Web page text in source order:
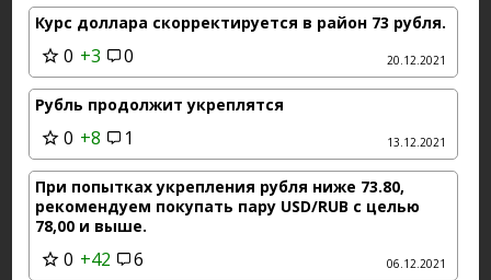
20.12.2021
Курс доллара скорректируется в район 73 рубля.
0 +3 0
13.12.2021
Рубль продолжит укреплятся
0 +8 1
06.12.2021
При попытках укрепления рубля ниже 73.80,
рекомендуем покупать пару USD/RUB с целью
78,00 и выше.
0 +42 6